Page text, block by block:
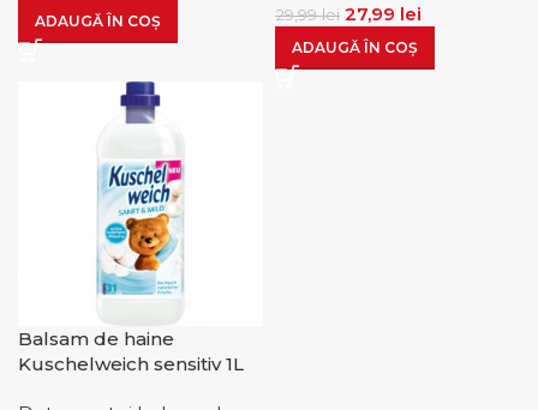
ADAUGĂ ÎN COȘ 29,99lei 27,99 lei
ADAUGĂ ÎN COȘ
Balsam de haine
Kuschelweich sensitiv 1L